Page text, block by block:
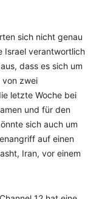
sich nicht genau
Israel verantwortlich
dass es sich um
von zwei
letzte Woche bei
und für den
sich auch um
auf einen
Iran, vor einem